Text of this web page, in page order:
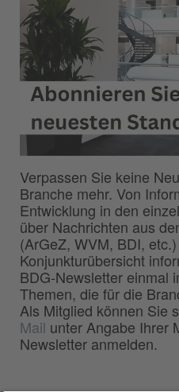
Verpassen Sie keine
Branche mehr. Von
Entwicklung in den
über Nachrichten aus
(ArGeZ, WVM, BDI,
Konjunkturübersicht
BDG-Newsletter einmal
Themen, die für die
Als Mitglied können Sie
Mail unter Angabe Ihrer
Newsletter anmelden.